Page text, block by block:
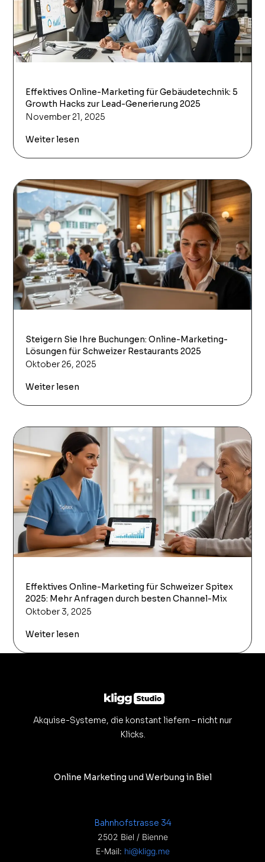
Effektives Online-Marketing für Gebäudetechnik: 5
Growth Hacks zur Lead-Generierung 2025
November 21, 2025
Weiter lesen
Steigern Sie Ihre Buchungen: Online-Marketing-
Lösungen für Schweizer Restaurants 2025
Oktober 26, 2025
Weiter lesen
Effektives Online-Marketing für Schweizer Spitex
2025: Mehr Anfragen durch besten Channel-Mix
Oktober 3, 2025
Weiter lesen
Akquise-Systeme, die konstant liefern – nicht nur
Klicks.
Online Marketing und Werbung in Biel
Bahnhofstrasse 34
2502 Biel / Bienne
E-Mail: hi@kligg.me